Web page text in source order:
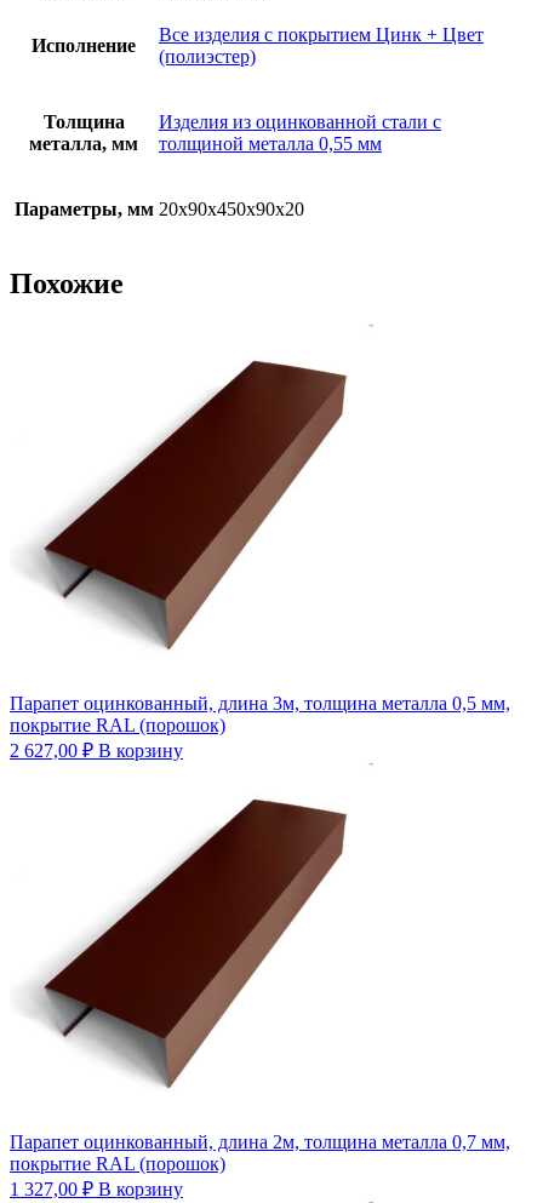
Исполнение
Все изделия с покрытием Цинк + Цвет
(полиэстер)
Толщина
металла, мм
Изделия из оцинкованной стали с
толщиной металла 0,55 мм
Параметры, мм 20х90х450х90х20
Похожие
Парапет оцинкованный, длина 3м, толщина металла 0,5 мм,
покрытие RAL (порошок)
2 627,00 ₽ В корзину
Парапет оцинкованный, длина 2м, толщина металла 0,7 мм,
покрытие RAL (порошок)
1 327,00 ₽ В корзину